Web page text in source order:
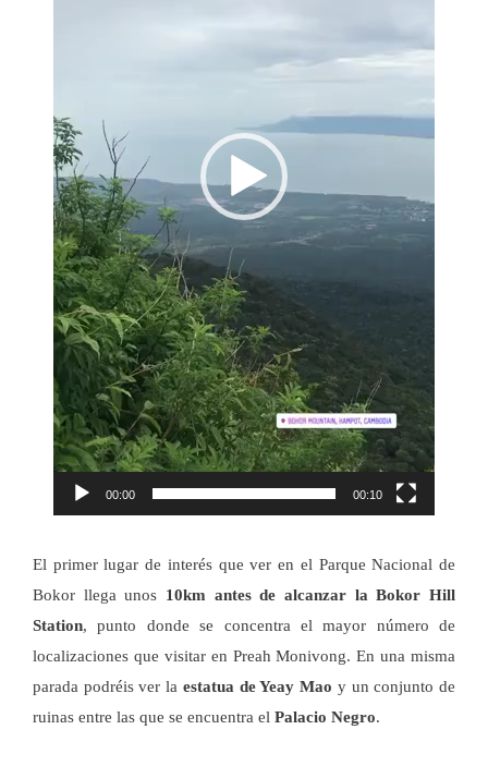
00:00 00:10
El primer lugar de interés que ver en el Parque Nacional de
Bokor llega unos 10km antes de alcanzar la Bokor Hill
Station, punto donde se concentra el mayor número de
localizaciones que visitar en Preah Monivong. En una misma
parada podréis ver la estatua de Yeay Mao y un conjunto de
ruinas entre las que se encuentra el Palacio Negro.